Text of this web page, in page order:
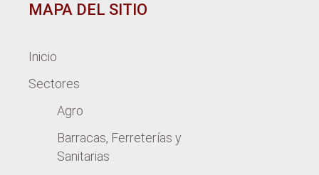
MAPA DEL SITIO
Inicio
Sectores
Agro
Barracas, Ferreterías y
Sanitarias